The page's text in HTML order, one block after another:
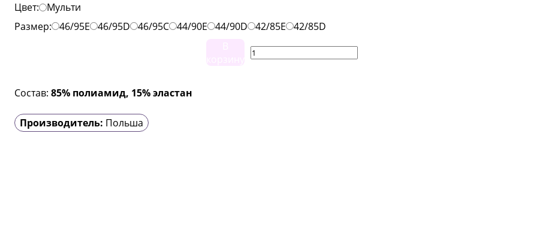
Цвет:
Мульти
Размер:
46/95E 46/95D 46/95C 44/90E 44/90D 42/85E
42/85D
Состав: 85% полиамид, 15% эластан
Производитель: Польша